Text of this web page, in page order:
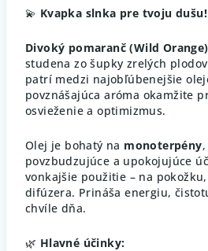
💫 Kvapka slnka pre tvoju dušu!
Divoký pomaranč (Wild Orange)
studena zo šupky zrelých plodov
patrí medzi najobľúbenejšie
povznášajúca aróma okamžite
osvieženie a optimizmus.
Olej je bohatý na monoterpény
povzbudzujúce a upokojujúce
vonkajšie použitie – na
difúzera. Prináša energiu,
chvíle dňa.
🌿 Hlavné účinky: